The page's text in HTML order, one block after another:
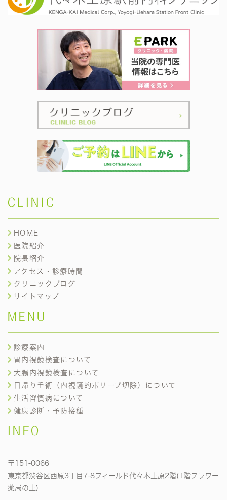
CLINIC
HOME
医院紹介
院長紹介
アクセス・診療時間
クリニックブログ
サイトマップ
MENU
診療案内
胃内視鏡検査について
大腸内視鏡検査について
日帰り手術（内視鏡的ポリープ切除）について
生活習慣病について
健康診断・予防接種
INFO
〒151-0066
東京都渋谷区西原3丁目7-8フィールド代々木上原2階(1階フラワー
薬局の上)